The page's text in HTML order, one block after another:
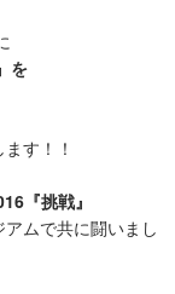
を
す！！
『挑戦』
ムで共に闘いまし